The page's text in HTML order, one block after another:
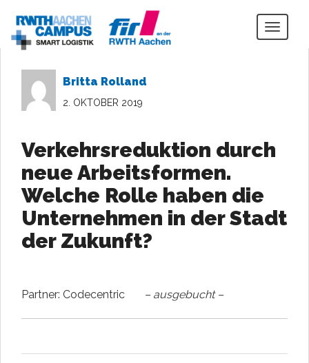
Britta Rolland
2. OKTOBER 2019
Verkehrsreduktion durch
neue Arbeitsformen.
Welche Rolle haben die
Unternehmen in der Stadt
der Zukunft?
Partner: Codecentric – ausgebucht –